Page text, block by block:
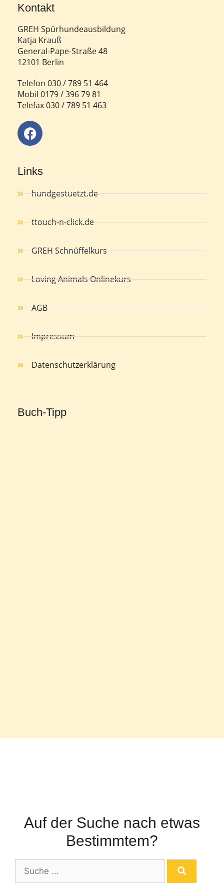
Kontakt
GREH Spürhundeausbildung
Katja Krauß
General-Pape-Straße 48
12101 Berlin
Telefon 030 / 789 51 464
Mobil 0179 / 396 79 81
Telefax 030 / 789 51 463
Links
hundgestuetzt.de
ttouch-n-click.de
GREH Schnüffelkurs
Loving Animals Onlinekurs
AGB
Impressum
Datenschutzerklärung
Buch-Tipp
Auf der Suche nach etwas
Bestimmtem?